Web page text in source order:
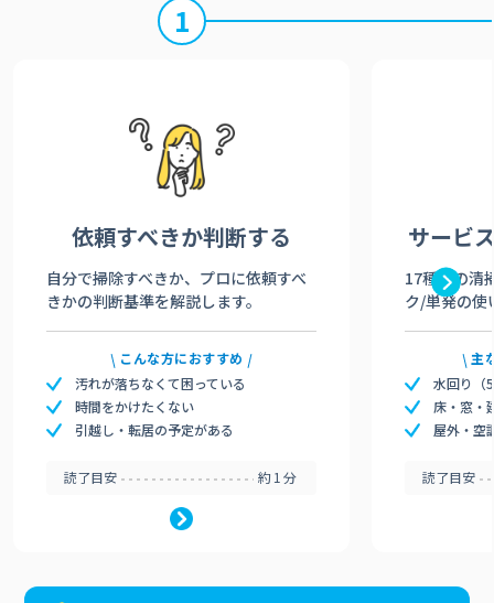
1
依頼すべきか判断する
自分で掃除すべきか、プロに依頼すべ
きかの判断基準を解説します。
こんな方におすすめ
汚れが落ちなくて困っている
時間をかけたくない
引越し・転居の予定がある
読了目安 約1分
サービ
17種類の清
ク/単発の使
主
水回り（
床・窓・
屋外・空
読了目安